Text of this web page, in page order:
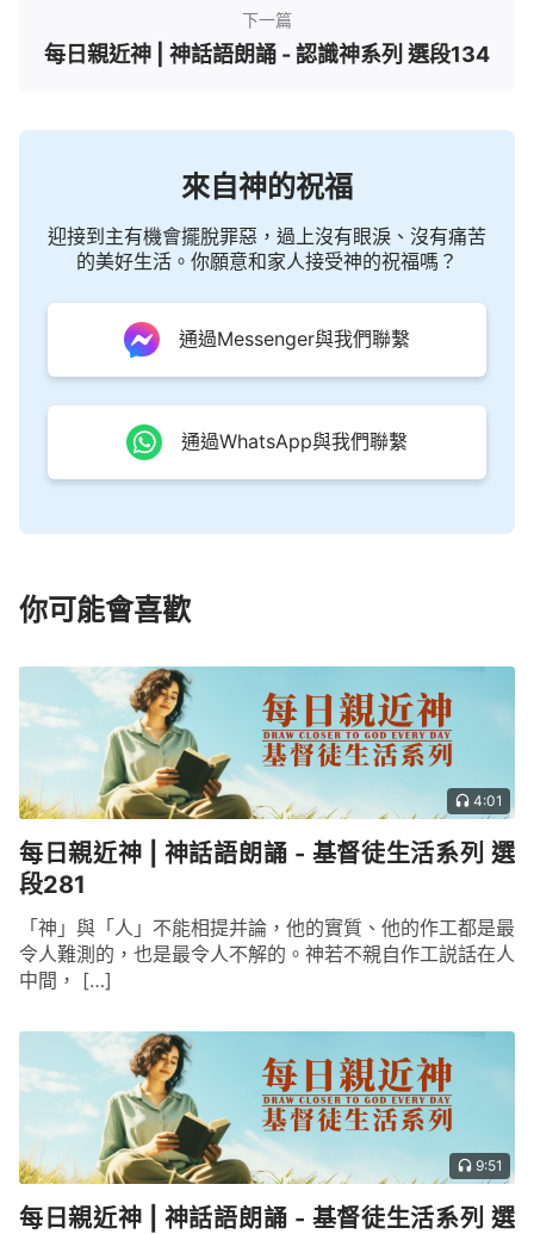
下一篇
每日親近神 | 神話語朗誦 - 認識神系列 選段134
來自神的祝福
迎接到主有機會擺脫罪惡，過上沒有眼淚、沒有痛苦
的美好生活。你願意和家人接受神的祝福嗎？
通過Messenger與我們聯繫
通過WhatsApp與我們聯繫
你可能會喜歡
4:01
每日親近神 | 神話語朗誦 - 基督徒生活系列 選
段281
「神」與「人」不能相提并論，他的實質、他的作工都是最
令人難測的，也是最令人不解的。神若不親自作工説話在人
中間， […]
9:51
每日親近神 | 神話語朗誦 - 基督徒生活系列 選